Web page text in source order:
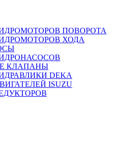
ПОВОРОТА
ХОДА
КЛАПАНЫ
DEKA
ISUZU